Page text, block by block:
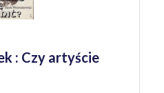
: Czy artyście